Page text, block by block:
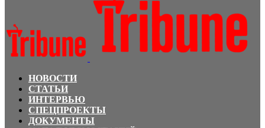
НОВОСТИ
СТАТЬИ
ИНТЕРВЬЮ
СПЕЦПРОЕКТЫ
ДОКУМЕНТЫ